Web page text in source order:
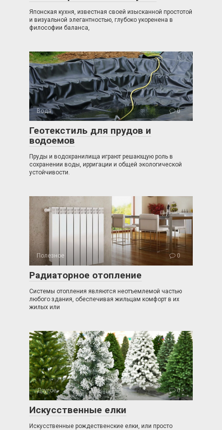
Японская кухня, известная своей изысканной простотой
и визуальной элегантностью, глубоко укоренена в
философии баланса,
Вода 0
Геотекстиль для прудов и
водоемов
Пруды и водохранилища играют решающую роль в
сохранении воды, ирригации и общей экологической
устойчивости.
Полезное 0
Радиаторное отопление
Системы отопления являются неотъемлемой частью
любого здания, обеспечивая жильцам комфорт в их
жилых или
Другое 0
Искусственные елки
Искусственные рождественские елки, или просто